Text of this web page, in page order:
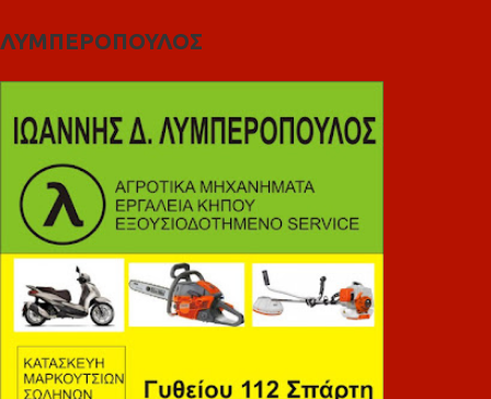
ΛΥΜΠΕΡΟΠΟΥΛΟΣ